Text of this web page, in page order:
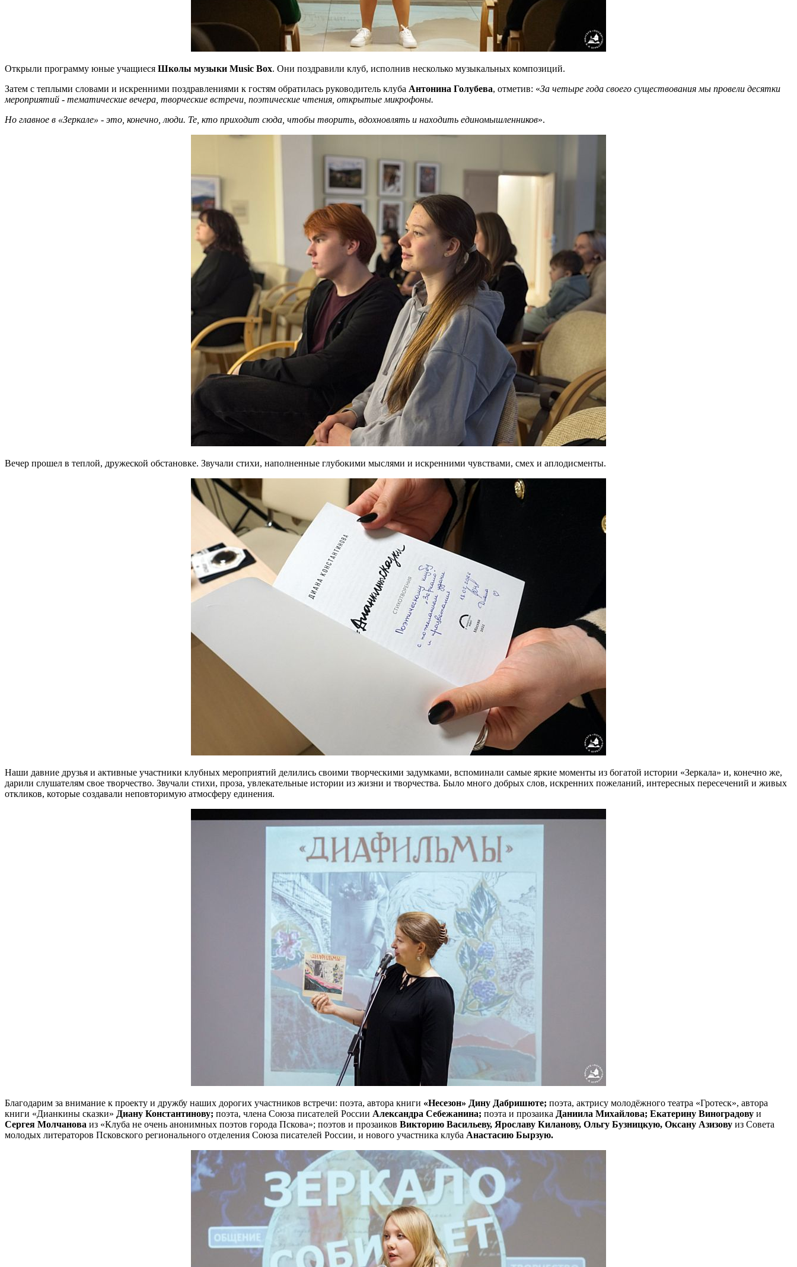
Открыли программу юные учащиеся Школы музыки Music Box. Они поздравили клуб, исполнив несколько музыкальных композиций.
Затем с теплыми словами и искренними поздравлениями к гостям обратилась руководитель клуба Антонина Голубева, отметив: «За четыре года своего существования мы провели десятки
мероприятий - тематические вечера, творческие встречи, поэтические чтения, открытые микрофоны.
Но главное в «Зеркале» - это, конечно, люди. Те, кто приходит сюда, чтобы творить, вдохновлять и находить единомышленников».
Вечер прошел в теплой, дружеской обстановке. Звучали стихи, наполненные глубокими мыслями и искренними чувствами, смех и аплодисменты.
Наши давние друзья и активные участники клубных мероприятий делились своими творческими задумками, вспоминали самые яркие моменты из богатой истории «Зеркала» и, конечно же,
дарили слушателям свое творчество. Звучали стихи, проза, увлекательные истории из жизни и творчества. Было много добрых слов, искренних пожеланий, интересных пересечений и живых
откликов, которые создавали неповторимую атмосферу единения.
Благодарим за внимание к проекту и дружбу наших дорогих участников встречи: поэта, автора книги «Несезон» Дину Дабришюте; поэта, актрису молодёжного театра «Гротеск», автора
книги «Дианкины сказки» Диану Константинову; поэта, члена Союза писателей России Александра Себежанина; поэта и прозаика Даниила Михайлова; Екатерину Виноградову и
Сергея Молчанова из «Клуба не очень анонимных поэтов города Пскова»; поэтов и прозаиков Викторию Васильеву, Ярославу Киланову, Ольгу Бузницкую, Оксану Азизову из Совета
молодых литераторов Псковского регионального отделения Союза писателей России, и нового участника клуба Анастасию Бырзую.